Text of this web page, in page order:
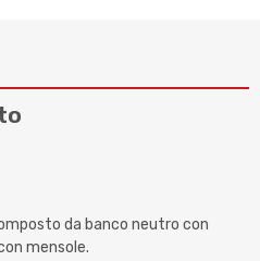
da banco neutro con
mensole.